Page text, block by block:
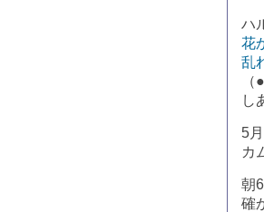
ハ
花
乱
し
5
カ
朝
確